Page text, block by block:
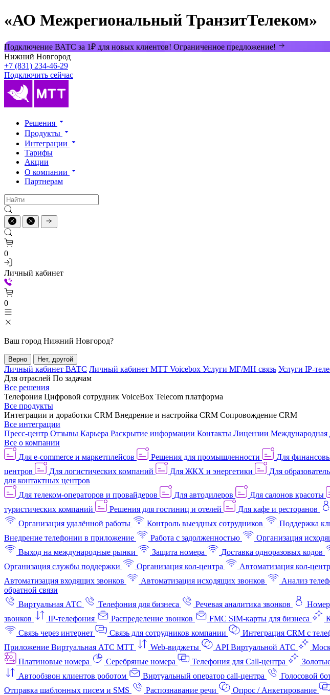
«АО Межрегиональный ТранзитТелеком»
Подключение ВАТС за 1₽ для новых клиентов! Ограниченное предложение!
Нижний Новгород
+7 (831) 234-46-29
Подключить сейчас
Решения
Продукты
Интеграции
Тарифы
Акции
О компании
Партнерам
0
Личный кабинет
0
Ваш город Нижний Новгород?
Верно Нет, другой
Личный кабинет ВАТС Личный кабинет МТТ Voicebox Услуги МГ/МН связь Услуги IP-
Для отраслей По задачам
Все решения
Телефония Цифровой сотрудник VoiceBox Telecom платформа
Все продукты
Интеграции и доработки CRM Внедрение и настройка CRM Сопровождение CRM
Все интеграции
Пресс-центр Отзывы Карьера Раскрытие информации Контакты Лицензии Международная
Все о компании
Для e-commerce и маркетплейсов
Решения для промышленности Для
центров
Для логистических компаний Для ЖКХ и энергетики Для
для контактных центров
Для телеком-операторов и провайдеров
Для автодилеров Для салонов красоты
туристических компаний
Решения для гостиниц и отелей Для кафе и ресторанов
Организация удалённой работы
Контроль выездных сотрудников Поддержка
Внедрение телефонии в приложение
Работа с задолженностью Организация
Выход на международные рынки
Защита номера Доставка одноразовых кодов
Организация службы поддержки
Организация кол-центра Автоматизация кол-
Автоматизация входящих звонков
Автоматизация исходящих звонков Анализ
обратной связи
Виртуальная АТС
Телефония для бизнеса Речевая аналитика звонков
звонков
IP-телефония Распределение звонков FMC SIM-карты для бизнеса
Связь через интернет
Связь для сотрудников компании Интеграция CRM с
Приложение Виртуальная АТС МТТ
Web-виджеты API Виртуальной АТС
Платиновые номера
Серебряные номера Телефония для Call-центра
Автообзвон клиентов роботом
Виртуальный оператор call-центра Голосовой
Отправка шаблонных писем и SMS
Распознавание речи Опрос / Анкетирование